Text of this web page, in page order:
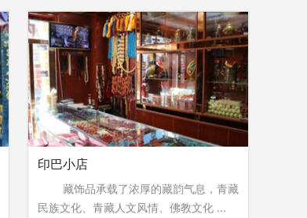
印巴小店
藏饰品承载了浓厚的藏韵气息，青藏
民族文化、青藏人文风情、佛教文化 ...